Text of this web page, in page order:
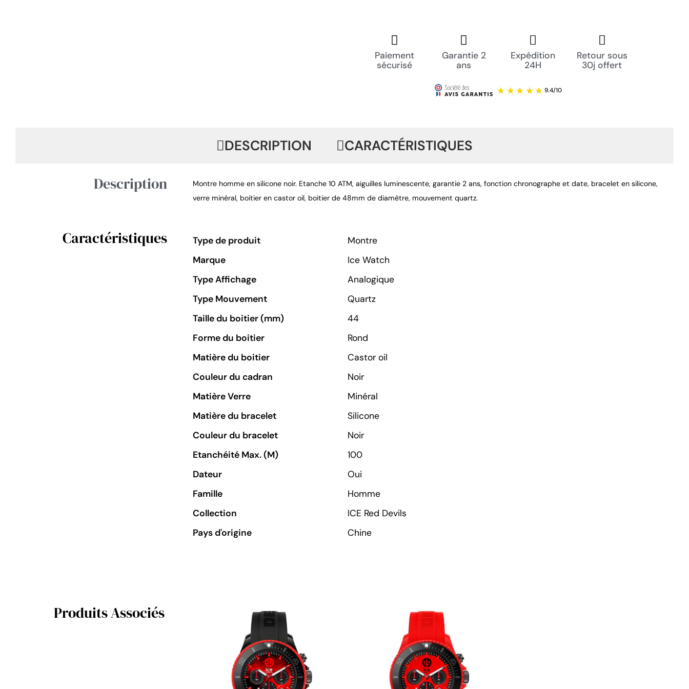
Paiement
sécurisé
Garantie 2
ans
Expédition
24H
Retour sous
30j offert
DESCRIPTION CARACTÉRISTIQUES
Description
Montre homme en silicone noir. Etanche 10 ATM, aiguilles luminescente, garantie 2 ans, fonction chronographe et date, bracelet en silicone,
verre minéral, boitier en castor oil, boitier de 48mm de diamètre, mouvement quartz.
Caractéristiques Type de produit
Montre
Marque
Ice Watch
Type Affichage
Analogique
Type Mouvement
Quartz
Taille du boitier (mm)
44
Forme du boitier
Rond
Matière du boitier
Castor oil
Couleur du cadran
Noir
Matière Verre
Minéral
Matière du bracelet
Silicone
Couleur du bracelet
Noir
Etanchéité Max. (M)
100
Dateur
Oui
Famille
Homme
Collection
ICE Red Devils
Pays d'origine
Chine
Produits Associés